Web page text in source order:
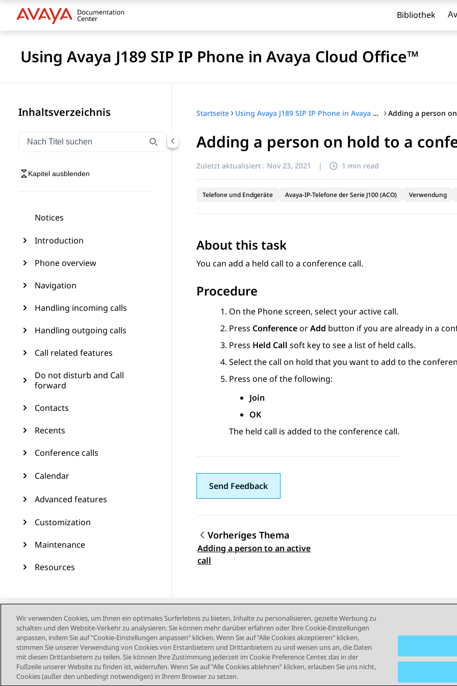
Bibliothek
Using Avaya J189 SIP IP Phone in Avaya Cloud Office™
Inhaltsverzeichnis
Navigation nach Titel filtern
Geben Sie Text ein, um Navigationselemente nach Titel zu filtern.
Kapitel ausblenden
Notices
Introduction
Phone overview
Navigation
Handling incoming calls
Handling outgoing calls
Call related features
Do not disturb and Call
forward
Contacts
Recents
Conference calls
Calendar
Advanced features
Customization
Maintenance
Resources
Startseite Using Avaya J189 SIP IP Phone in Avaya Cloud Office™
Adding a person on hold to a
Zuletzt aktualisiert : Nov 23, 2021 | 1 min read
Telefone und Endgeräte Avaya-IP-Telefone der Serie J100 (ACO) Verwendung
About this task
You can add a held call to a conference call.
Procedure
On the Phonescreen, select your active call.
Press ConferenceorAdd button if you are already in a
Press Held Call soft key to see a list of held calls.
Select the call on hold that you want to add to the
Press one of the following:
Join
OK
The held call is added to the conference call.
Send Feedback
Themennavigation
Vorheriges Thema
Adding a person to an active
call
Sitemap Nutzungsbedingungen Cookie-Richtlinie Marken
Wir verwenden Cookies, um Ihnen ein optimales Surferlebnis zu bieten, Inhalte zu personalisieren, gezielte Werbung zu
schalten und den Website-Verkehr zu analysieren. Sie können mehr darüber erfahren oder Ihre Cookie-Einstellungen
anpassen, indem Sie auf "Cookie-Einstellungen anpassen" klicken. Wenn Sie auf "Alle Cookies akzeptieren" klicken,
stimmen Sie unserer Verwendung von Cookies von Erstanbietern und Drittanbietern zu und weisen uns an, die Daten
mit diesen Drittanbietern zu teilen. Sie können Ihre Zustimmung jederzeit im Cookie Preference Center, das in der
Fußzeile unserer Website zu finden ist, widerrufen. Wenn Sie auf "Alle Cookies ablehnen" klicken, erlauben Sie uns nicht,
Cookies (außer den unbedingt notwendigen) in Ihrem Browser zu setzen.